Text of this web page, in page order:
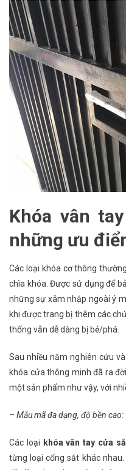
Khóa vân
những ưu
Các loại khóa cơ thông
chìa khóa. Được sử dụng để
những sự xâm nhập ngoài ý
khi được trang bị thêm các
thống vẫn dễ dàng bị bẻ/phá.
Sau nhiều năm nghiên cứu
khóa cửa thông minh đã ra
một sản phẩm như vậy, với
– Mẫu mã đa dạng, độ bền cao:
Các loại khóa vân tay cửa
từng loại cổng sắt khác